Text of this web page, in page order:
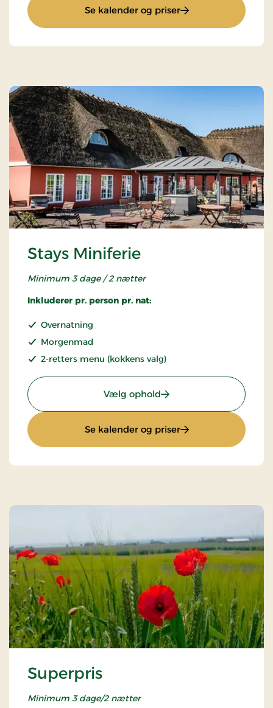
Se kalender og priser: Gourmetophold
Stays Miniferie
Minimum 3 dage / 2 nætter
Inkluderer pr. person pr. nat:
Overnatning
Morgenmad
2-retters menu (kokkens valg)
Vælg ophold: Stays Miniferie
Se kalender og priser: Stays Miniferie
Superpris
Minimum 3 dage/2 nætter